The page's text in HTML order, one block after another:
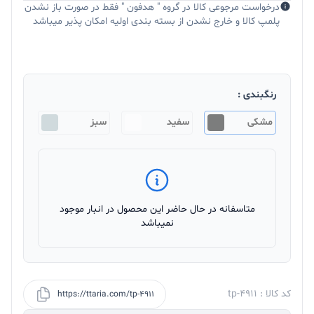
درخواست مرجوعی کالا در گروه " هدفون " فقط در صورت باز نشدن
پلمپ کالا و خارج نشدن از بسته بندی اولیه امکان پذیر میباشد
رنگبندی :
مشکی سفید سبز
متاسفانه در حال حاضر این محصول در انبار موجود
نمیباشد
کد کالا : tp-4911 https://ttaria.com/tp-4911